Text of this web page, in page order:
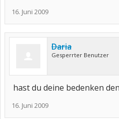
16. Juni 2009
Daria
Gesperrter Benutzer
hast du deine bedenken
16. Juni 2009